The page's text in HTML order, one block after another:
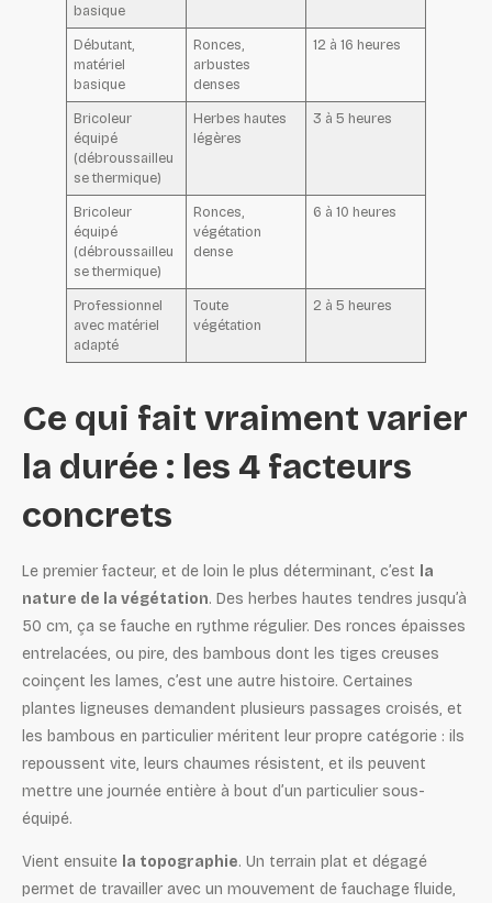
basique
Débutant,
matériel
basique
Ronces,
arbustes
denses
12 à 16 heures
Bricoleur
équipé
(débroussailleu
se thermique)
Herbes hautes
légères
3 à 5 heures
Bricoleur
équipé
(débroussailleu
se thermique)
Ronces,
végétation
dense
6 à 10 heures
Professionnel
avec matériel
adapté
Toute
végétation
2 à 5 heures
Ce qui fait vraiment varier
la durée : les 4 facteurs
concrets
Le premier facteur, et de loin le plus déterminant, c’est la
nature de la végétation. Des herbes hautes tendres jusqu’à
50 cm, ça se fauche en rythme régulier. Des ronces épaisses
entrelacées, ou pire, des bambous dont les tiges creuses
coinçent les lames, c’est une autre histoire. Certaines
plantes ligneuses demandent plusieurs passages croisés, et
les bambous en particulier méritent leur propre catégorie : ils
repoussent vite, leurs chaumes résistent, et ils peuvent
mettre une journée entière à bout d’un particulier sous-
équipé.
Vient ensuite la topographie. Un terrain plat et dégagé
permet de travailler avec un mouvement de fauchage fluide,